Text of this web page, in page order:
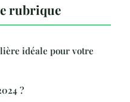
rubrique
idéale pour votre
?